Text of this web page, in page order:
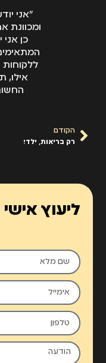
"אני
ומכוונת
כן
אילו,
הקודם
רק בריאות, ילד!
ליעוץ